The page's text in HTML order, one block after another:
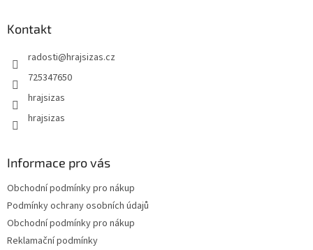
Kontakt
radosti@hrajsizas.cz
725347650
hrajsizas
hrajsizas
Informace pro vás
Obchodní podmínky pro nákup
Podmínky ochrany osobních údajů
Obchodní podmínky pro nákup
Reklamační podmínky